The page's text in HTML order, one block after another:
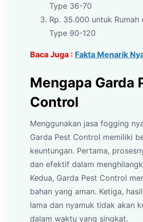
Type 36-70
Rp. 35.000 untuk Rumah
Type 90-120
Baca Juga : Fakta Menarik
Mengapa Garda
Control
Menggunakan jasa fogging
Garda Pest Control memiliki
keuntungan. Pertama,
dan efektif dalam
Kedua, Garda Pest Control
bahan yang aman. Ketiga,
lama dan nyamuk tidak akan
dalam waktu yang singkat.